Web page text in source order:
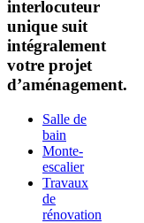
interlocuteur
unique suit
intégralement
votre projet
d’aménagement.
Salle de
bain
Monte-
escalier
Travaux
de
rénovation